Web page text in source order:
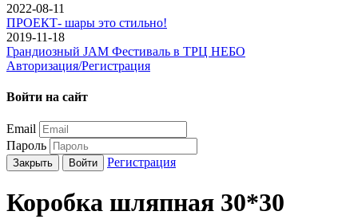
2022-08-11
ПРОЕКТ- шары это стильно!
2019-11-18
Грандиозный JAM Фестиваль в ТРЦ НЕБО
Авторизация/Регистрация
Войти на сайт
Email
Пароль
Закрыть Войти Регистрация
Коробка шляпная 30*30